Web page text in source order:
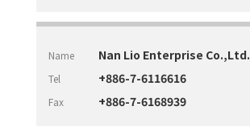
Name
Nan Lio Enterprise Co.,Ltd.
Tel +886-7-6116616
Fax +886-7-6168939